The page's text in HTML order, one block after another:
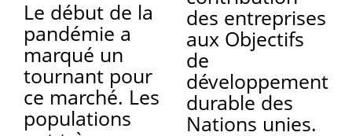
Le début de la
pandémie a
marqué un
tournant pour
ce marché. Les
populations
des entreprises
aux Objectifs
de
développement
durable des
Nations unies.